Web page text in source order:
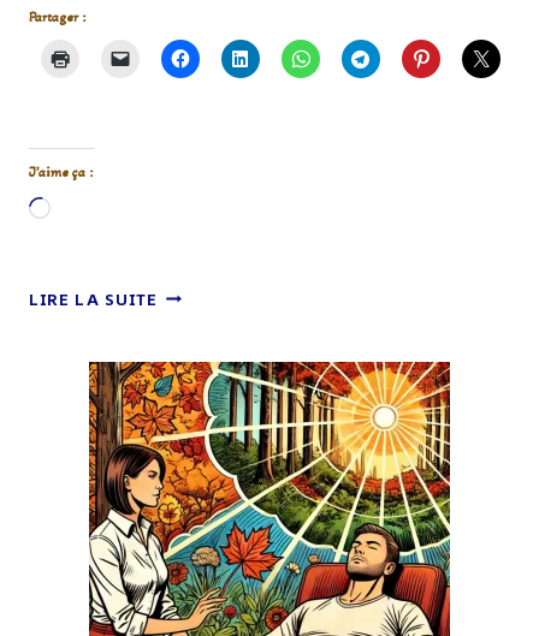
Partager :
J’aime ça :
Chargement…
LIRE LA SUITE FLEURS
:
UNE
APPROCHE
NATURELLE
POUR
L’ÉQUILIBRE
ÉMOTIONNEL